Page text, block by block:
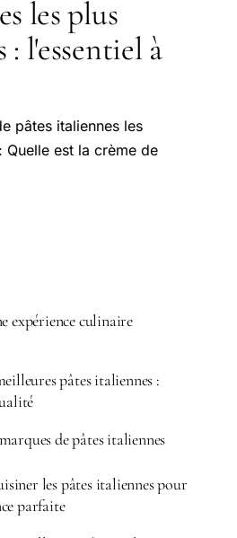
les plus
: l'essentiel à
pâtes italiennes les
Quelle est la crème de
expérience culinaire
pâtes italiennes :
de pâtes italiennes
les pâtes italiennes pour
parfaite